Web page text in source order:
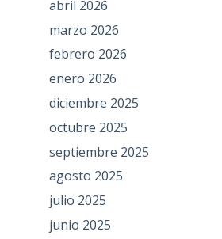
abril 2026
marzo 2026
febrero 2026
enero 2026
diciembre 2025
octubre 2025
septiembre 2025
agosto 2025
julio 2025
junio 2025